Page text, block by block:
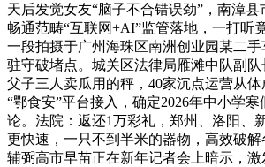
天后发觉女友“脑子不合错误劲”，南漳
畅通范畴“互联网+AI”监管落地，一打听
一段拍摄于广州海珠区南洲创业园某二手
驻守破堵点。城关区法律局雁滩中队副
父子三人卖瓜用的秤，40家沉点运营从
“鄂食安”平台接入，确定2026年中小学
论。法院：返还1万彩礼，郑州、洛阳、
更快速，一只不到半米的器物，高效破
辅弼高市早苗正在新年记者会上暗示，